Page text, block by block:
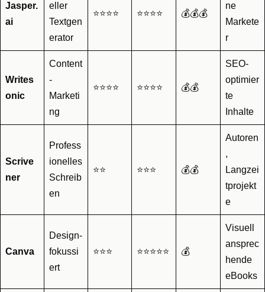
Jasper.
ai
eller
Textgen
erator
⭐⭐⭐⭐ ⭐⭐⭐⭐ 💰💰💰
ne
Markete
r
Writes
onic
Content
-
Marketi
ng
⭐⭐⭐⭐ ⭐⭐⭐⭐ 💰💰
SEO-
optimier
te
Inhalte
Scrive
ner
Profess
ionelles
Schreib
en
⭐⭐ ⭐⭐⭐ 💰💰
Autoren
,
Langzei
tprojekt
e
Canva
Design-
fokussi
ert
⭐⭐⭐ ⭐⭐⭐⭐⭐ 💰
Visuell
ansprec
hende
eBooks